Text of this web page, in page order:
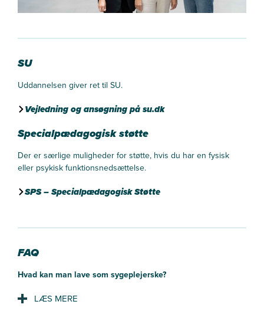
SU
Uddannelsen giver ret til SU.
Vejledning og ansøgning på su.dk
Specialpædagogisk støtte
Der er særlige muligheder for støtte, hvis du har en fysisk
eller psykisk funktionsnedsættelse.
SPS – Specialpædagogisk Støtte
FAQ
Hvad kan man lave som sygeplejerske?